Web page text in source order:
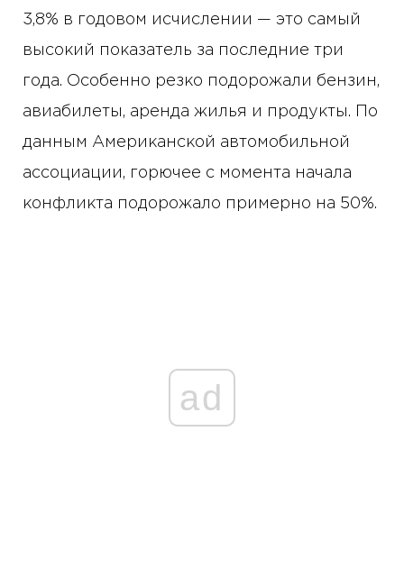
3,8% в годовом исчислении — это самый
высокий показатель за последние три
года. Особенно резко подорожали бензин,
авиабилеты, аренда жилья и продукты. По
данным Американской автомобильной
ассоциации, горючее с момента начала
конфликта подорожало примерно на 50%.
ad